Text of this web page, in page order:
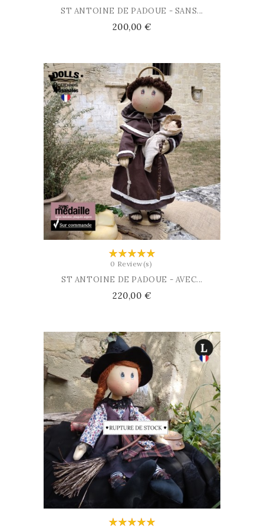
ST ANTOINE DE PADOUE - SANS...
Prix
200,00 €
0 Review(s)
ST ANTOINE DE PADOUE - AVEC...
Prix
220,00 €